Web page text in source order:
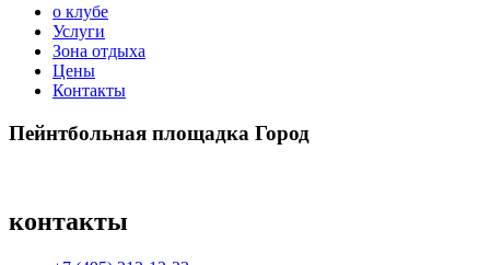
о клубе
Услуги
Зона отдыха
Цены
Контакты
Пейнтбольная площадка Город
контакты